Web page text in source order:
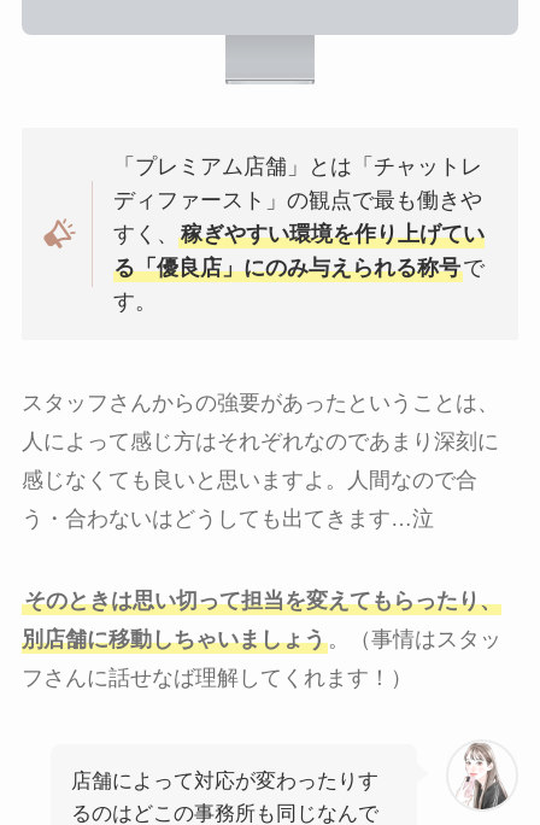
「プレミアム店舗」とは「チャットレ
ディファースト」の観点で最も働きや
すく、稼ぎやすい環境を作り上げてい
る「優良店」にのみ与えられる称号で
す。
スタッフさんからの強要があったということは、
人によって感じ方はそれぞれなのであまり深刻に
感じなくても良いと思いますよ。人間なので合
う・合わないはどうしても出てきます…泣
そのときは思い切って担当を変えてもらったり、
別店舗に移動しちゃいましょう。（事情はスタッ
フさんに話せなば理解してくれます！）
店舗によって対応が変わったりす
るのはどこの事務所も同じなんで